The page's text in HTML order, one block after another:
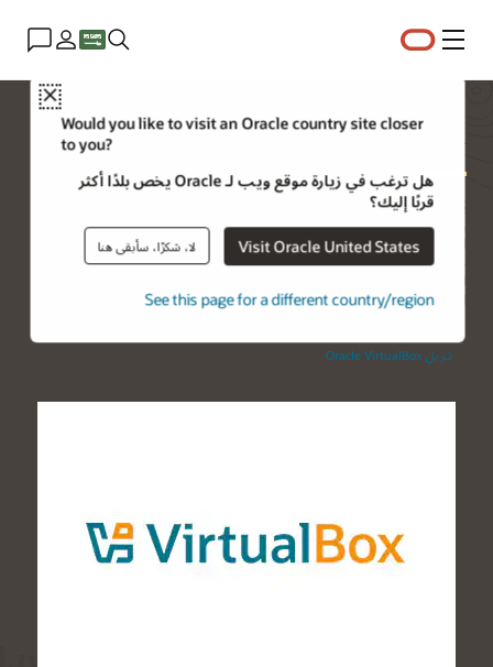
القائمة
Close
Would you like to visit an Oracle country site closer
to you?
هل ترغب في زيارة موقع ويب لـ Oracle يخص بلدًا أكثر
قربًا إليك؟
Visit Oracle United States لا، شكرًا، سأبقى هنا
See this page for a different country/region
Oracle VirtualBox
والأنظمة الأساسية المتعددة والمحاكاة الافتراضية، المطورين من تقديم
التعليمات البرمجية بشكل أسرع عن طريق تشغيل أنظمة تشغيل متعددة على
جهاز واحد. تستخدم فرق تكنولوجيا المعلومات ومزودي الحلول VirtualBox
السحابة بشكل آمن.
تنزيل Oracle VirtualBox‏